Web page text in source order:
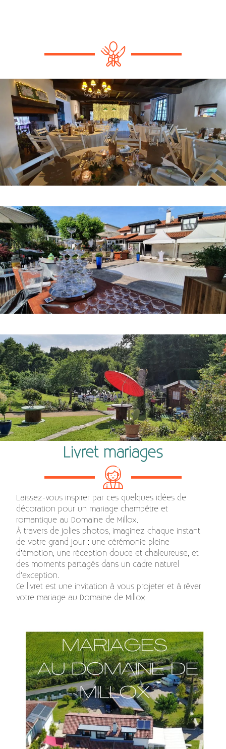
Livret mariages
Laissez-vous inspirer par ces quelques idées de
décoration pour un mariage champêtre et
romantique au Domaine de Millox.
À travers de jolies photos, imaginez chaque instant
de votre grand jour : une cérémonie pleine
d’émotion, une réception douce et chaleureuse, et
des moments partagés dans un cadre naturel
d’exception.
Ce livret est une invitation à vous projeter et à rêver
votre mariage au Domaine de Millox.